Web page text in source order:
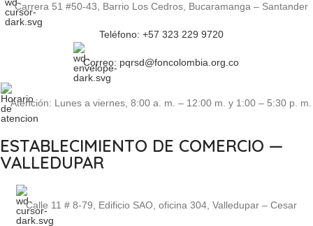
Carrera 51 #50-43, Barrio Los Cedros, Bucaramanga – Santander
Teléfono: +57 323 229 9720
Correo: pqrsd@foncolombia.org.co
Atención: Lunes a viernes, 8:00 a. m. – 12:00 m. y 1:00 – 5:30 p. m.
ESTABLECIMIENTO DE COMERCIO —
VALLEDUPAR
Calle 11 # 8-79, Edificio SAO, oficina 304, Valledupar – Cesar